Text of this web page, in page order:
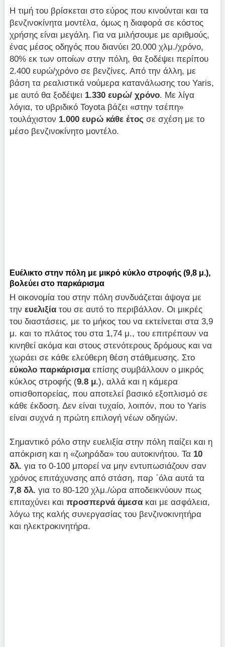
Η τιμή του βρίσκεται στο εύρος που κινούνται και τα
βενζινοκίνητα μοντέλα, όμως η διαφορά σε κόστος
χρήσης είναι μεγάλη. Για να μιλήσουμε με αριθμούς,
ένας μέσος οδηγός που διανύει 20.000 χλμ./χρόνο,
80% εκ των οποίων στην πόλη, θα ξοδέψει περίπου
2.400 ευρώ/χρόνο σε βενζίνες. Από την άλλη, με
βάση τα ρεαλιστικά νούμερα κατανάλωσης του Yaris,
με αυτό θα ξοδέψει 1.330 ευρώ/ χρόνο. Με λίγα
λόγια, το υβριδικό Toyota βάζει «στην τσέπη»
τουλάχιστον 1.000 ευρώ κάθε έτος σε σχέση με το
μέσο βενζινοκίνητο μοντέλο.
Ευέλικτο στην πόλη με μικρό κύκλο στροφής (9,8 μ.),
βολεύει στο παρκάρισμα
Η οικονομία του στην πόλη συνδυάζεται άψογα με
τηνευελιξία του σε αυτό το περιβάλλον. Οι μικρές
του διαστάσεις, με το μήκος του να εκτείνεται στα 3,9
μ. και το πλάτος του στα 1,74 μ., του επιτρέπουν να
κινηθεί ακόμα και στους στενότερους δρόμους και να
χωράει σε κάθε ελεύθερη θέση στάθμευσης. Στο
εύκολο παρκάρισμα επίσης συμβάλλουν ο μικρός
κύκλος στροφής (9.8 μ.), αλλά και η κάμερα
οπισθοπορείας, που αποτελεί βασικό εξοπλισμό σε
κάθε έκδοση. Δεν είναι τυχαίο, λοιπόν, που το Yaris
είναι συχνά η πρώτη επιλογή νέων οδηγών.
Σημαντικό ρόλο στην ευελιξία στην πόλη παίζει και η
απόκριση και η «ζωηράδα» του αυτοκινήτου. Τα 10
δλ. για το 0-100 μπορεί να μην εντυπωσιάζουν σαν
χρόνος επιτάχυνσης από στάση, παρ ΄όλα αυτά τα
7,8 δλ. για το 80-120 χλμ./ώρα αποδεικνύουν πως
επιταχύνει καιπροσπερνά άμεσα και με ασφάλεια,
λόγω της καλής συνεργασίας του βενζινοκινητήρα
και ηλεκτροκινητήρα.